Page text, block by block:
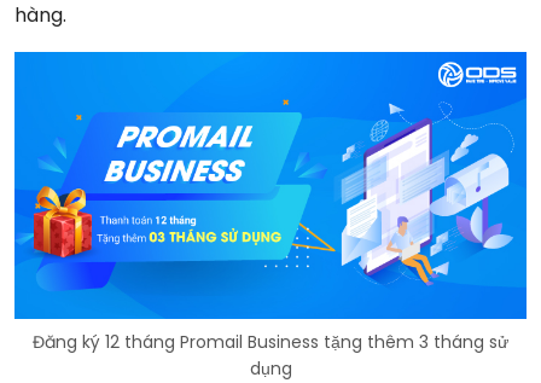
hàng.
Đăng ký 12 tháng Promail Business tặng thêm 3 tháng sử
dụng